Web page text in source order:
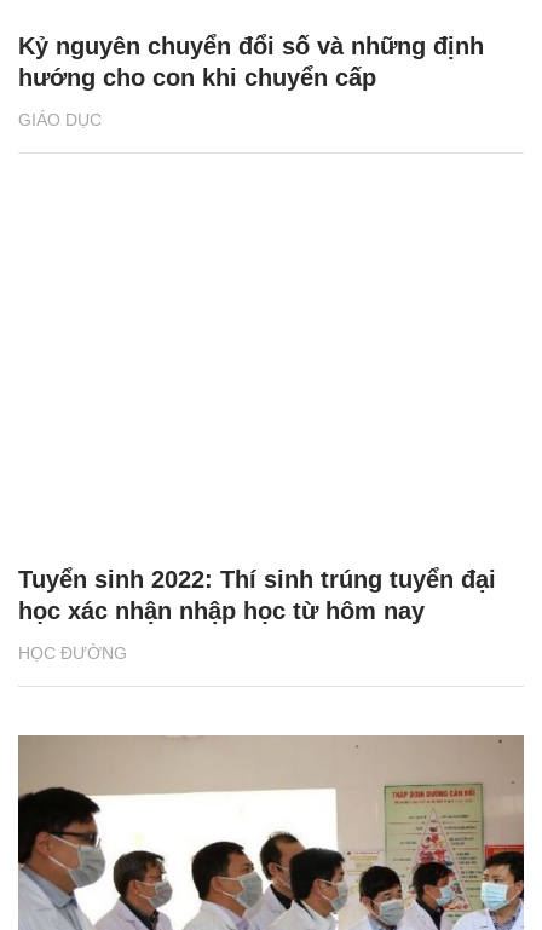
GIÁO DỤC
Kỷ nguyên chuyển đổi số và những định
hướng cho con khi chuyển cấp
HỌC ĐƯỜNG
Tuyển sinh 2022: Thí sinh trúng tuyển đại
học xác nhận nhập học từ hôm nay